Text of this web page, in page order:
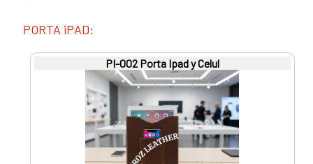
PORTA iPAD:
PI-002 Porta Ipad y Celul